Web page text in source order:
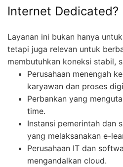
Internet Dedicated?
Layanan ini bukan hanya
tetapi juga relevan untuk
membutuhkan koneksi stabil,
Perusahaan menengah
karyawan dan proses
Perbankan yang
time.
Instansi pemerintah dan
yang melaksanakan e-
Perusahaan IT dan
mengandalkan cloud.